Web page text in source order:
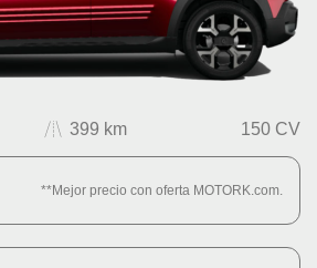
399 km 150 CV
**Mejor precio con oferta MOTORK.com.